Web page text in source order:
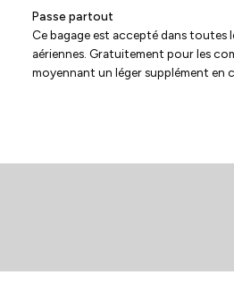
Passe partout
Ce bagage est accepté dans toutes
aériennes. Gratuitement pour les
moyennant un léger supplément en